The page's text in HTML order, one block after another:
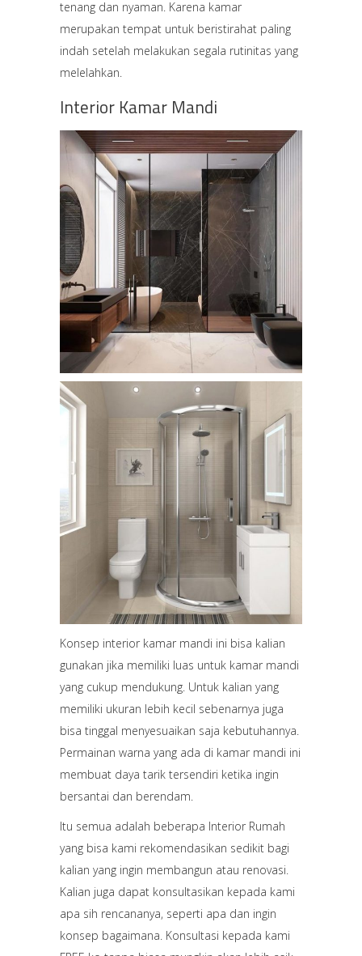
tenang dan nyaman. Karena kamar
merupakan tempat untuk beristirahat paling
indah setelah melakukan segala rutinitas yang
melelahkan.
Interior Kamar Mandi
Konsep interior kamar mandi ini bisa kalian
gunakan jika memiliki luas untuk kamar mandi
yang cukup mendukung. Untuk kalian yang
memiliki ukuran lebih kecil sebenarnya juga
bisa tinggal menyesuaikan saja kebutuhannya.
Permainan warna yang ada di kamar mandi ini
membuat daya tarik tersendiri ketika ingin
bersantai dan berendam.
Itu semua adalah beberapa Interior Rumah
yang bisa kami rekomendasikan sedikit bagi
kalian yang ingin membangun atau renovasi.
Kalian juga dapat konsultasikan kepada kami
apa sih rencananya, seperti apa dan ingin
konsep bagaimana. Konsultasi kepada kami